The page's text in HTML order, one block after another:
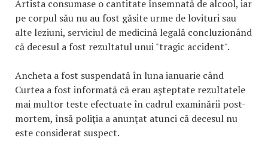
Artista consumase o cantitate însemnată de alcool, iar
pe corpul său nu au fost găsite urme de lovituri sau
alte leziuni, serviciul de medicină legală concluzionând
că decesul a fost rezultatul unui "tragic accident".
Ancheta a fost suspendată în luna ianuarie când
Curtea a fost informată că erau aşteptate rezultatele
mai multor teste efectuate în cadrul examinării post-
mortem, însă poliţia a anunţat atunci că decesul nu
este considerat suspect.